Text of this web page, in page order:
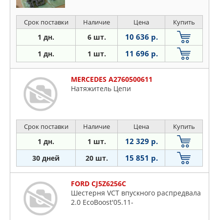
Срок поставки Наличие Цена Купить
1 дн. 6 шт. 10 636 р.
1 дн. 1 шт. 11 696 р.
MERCEDES A2760500611
Натяжитель Цепи
Срок поставки Наличие Цена Купить
1 дн. 1 шт. 12 329 р.
30 дней 20 шт. 15 851 р.
FORD CJ5Z6256C
Шестерня VCT впускного распредвала
2.0 EcoBoost'05.11-